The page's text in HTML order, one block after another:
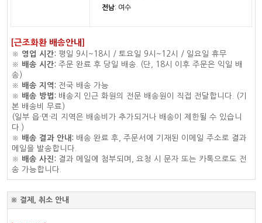
전남: 여수
[근조화환 배송안내]
※ 영업 시간: 평일 9시~18시 / 토요일 9시~12시 / 일요일 휴무
※ 배송 시간: 주문 완료 후 당일 배송. (단, 18시 이후 주문은 익일 배
송)
※ 배송 지역: 전국 배송 가능
※ 배송 방법: 배송지 인근 화원의 전문 배송원이 직접 전달합니다. (기
본 배송비 무료)
(일부 읍·면·리 지역은 배송비가 추가되거나 배송이 제한될 수 있습니
다.)
※ 배송 결과 안내: 배송 완료 후, 주문서에 기재된 이메일 주소로 결과
메일을 발송합니다.
※ 배송 사진: 결과 메일에 첨부되며, 요청 시 문자 또는 카톡으로도 전
송 가능합니다.
※ 결제, 취소 안내